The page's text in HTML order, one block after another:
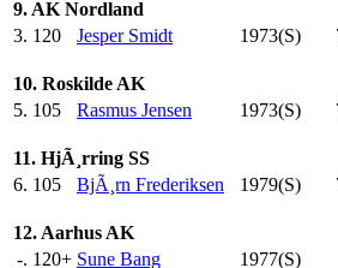
9. AK Nordland
3. 120 Jesper Smidt 1973(S)
10. Roskilde AK
5. 105 Rasmus Jensen 1973(S)
11. HjÃ¸rring SS
6. 105 BjÃ¸rn Frederiksen 1979(S)
12. Aarhus AK
-. 120+ Sune Bang 1977(S)